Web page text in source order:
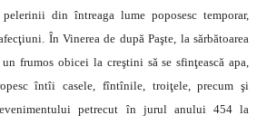
din întreaga lume poposesc temporar,
În Vinerea de după Paşte, la sărbătoarea
frumos obicei la creştini să se sfinţească apa,
întîi casele, fîntînile, troiţele, precum şi
petrecut în jurul anului 454 la